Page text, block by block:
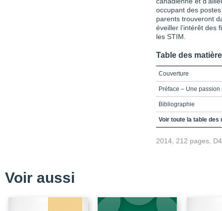
occupant des
parents trouveront
éveiller l’intérêt des
les STIM.
Table des
Couverture
Préface – Une
Bibliographie
Remerciements
Chapitre 1 – L’intérêt
Voir toute la table des
2014, 212 pages,
Voir aussi